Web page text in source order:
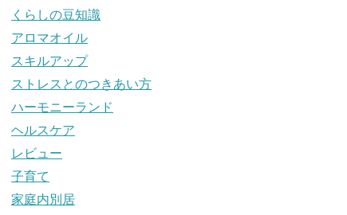
くらしの豆知識
アロマオイル
スキルアップ
ストレスとのつきあい方
ハーモニーランド
ヘルスケア
レビュー
子育て
家庭内別居